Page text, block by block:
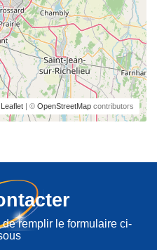
Leaflet | © OpenStreetMap contributors
remplir le formulaire ci-